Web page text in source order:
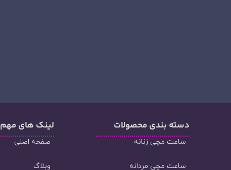
دسته‌ بندی محصولات
ساعت مچی زنانه
ساعت مچی مردانه
لینک های مهم
صفحه اصلی
وبلاگ